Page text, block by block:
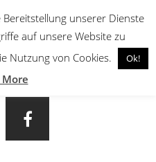
unserer Dienste
auf unsere Website zu
Nutzung von Cookies.
Ok!
More